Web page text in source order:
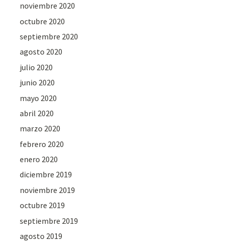
noviembre 2020
octubre 2020
septiembre 2020
agosto 2020
julio 2020
junio 2020
mayo 2020
abril 2020
marzo 2020
febrero 2020
enero 2020
diciembre 2019
noviembre 2019
octubre 2019
septiembre 2019
agosto 2019